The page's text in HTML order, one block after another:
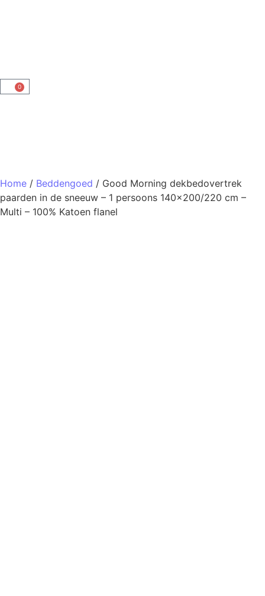
0
Home / Beddengoed / Good Morning dekbedovertrek
paarden in de sneeuw – 1 persoons 140×200/220 cm –
Multi – 100% Katoen flanel